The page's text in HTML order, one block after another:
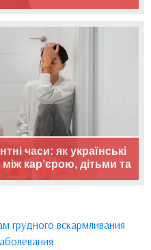
часи: як українські
кар’єрою, дітьми та
грудного вскармливания